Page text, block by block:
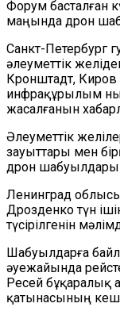
Форум басталған
маңында дрон
Санкт-Петербург
әлеуметтік
Кронштадт,
инфрақұрылым
жасалғанын
Әлеуметтік
зауыттары мен
дрон
Ленинград
Дрозденко түн
түсірілгенін
Шабуылдарға
әуежайында
Ресей бұқаралық
қатынасының